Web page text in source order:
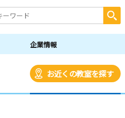
企業情報
お近くの教室を探す